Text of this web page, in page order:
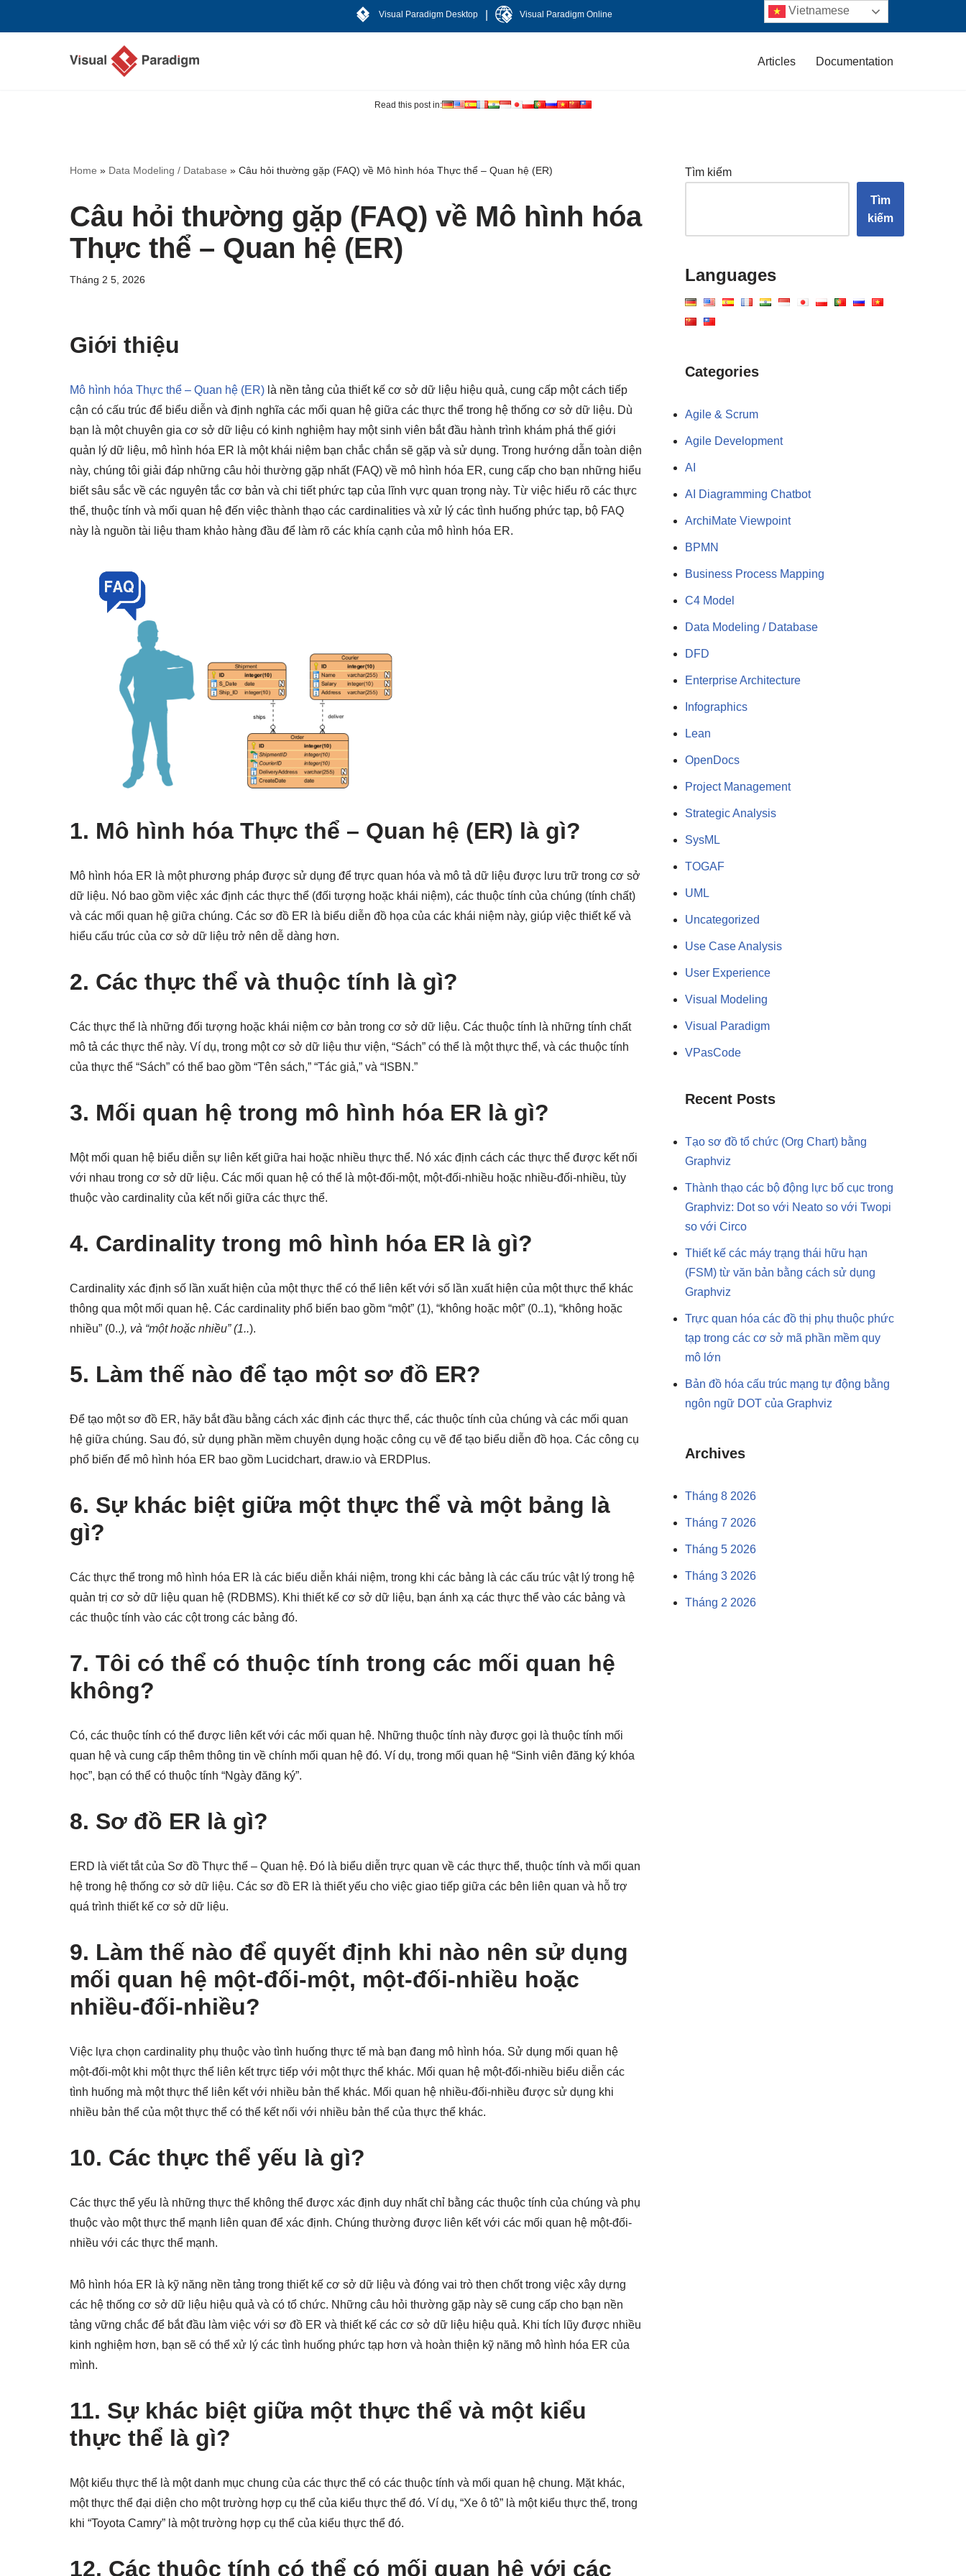
Visual Paradigm Desktop Visual Paradigm Online
Articles Documentation
Read this post in:
Home » Data Modeling / Database » Câu hỏi thường gặp (FAQ) về Mô hình hóa Thực thể – Quan hệ (ER)
Câu hỏi thường gặp (FAQ) về Mô hình hóa
Thực thể – Quan hệ (ER)
Tháng 2 5, 2026
Giới thiệu
Mô hình hóa Thực thể – Quan hệ (ER) là nền tảng của thiết kế cơ sở dữ liệu hiệu quả, cung cấp một cách tiếp
cận có cấu trúc để biểu diễn và định nghĩa các mối quan hệ giữa các thực thể trong hệ thống cơ sở dữ liệu. Dù
bạn là một chuyên gia cơ sở dữ liệu có kinh nghiệm hay một sinh viên bắt đầu hành trình khám phá thế giới
quản lý dữ liệu, mô hình hóa ER là một khái niệm bạn chắc chắn sẽ gặp và sử dụng. Trong hướng dẫn toàn diện
này, chúng tôi giải đáp những câu hỏi thường gặp nhất (FAQ) về mô hình hóa ER, cung cấp cho bạn những hiểu
biết sâu sắc về các nguyên tắc cơ bản và chi tiết phức tạp của lĩnh vực quan trọng này. Từ việc hiểu rõ các thực
thể, thuộc tính và mối quan hệ đến việc thành thạo các cardinalities và xử lý các tình huống phức tạp, bộ FAQ
này là nguồn tài liệu tham khảo hàng đầu để làm rõ các khía cạnh của mô hình hóa ER.
1. Mô hình hóa Thực thể – Quan hệ (ER) là gì?
Mô hình hóa ER là một phương pháp được sử dụng để trực quan hóa và mô tả dữ liệu được lưu trữ trong cơ sở
dữ liệu. Nó bao gồm việc xác định các thực thể (đối tượng hoặc khái niệm), các thuộc tính của chúng (tính chất)
và các mối quan hệ giữa chúng. Các sơ đồ ER là biểu diễn đồ họa của các khái niệm này, giúp việc thiết kế và
hiểu cấu trúc của cơ sở dữ liệu trở nên dễ dàng hơn.
2. Các thực thể và thuộc tính là gì?
Các thực thể là những đối tượng hoặc khái niệm cơ bản trong cơ sở dữ liệu. Các thuộc tính là những tính chất
mô tả các thực thể này. Ví dụ, trong một cơ sở dữ liệu thư viện, “Sách” có thể là một thực thể, và các thuộc tính
của thực thể “Sách” có thể bao gồm “Tên sách,” “Tác giả,” và “ISBN.”
3. Mối quan hệ trong mô hình hóa ER là gì?
Một mối quan hệ biểu diễn sự liên kết giữa hai hoặc nhiều thực thể. Nó xác định cách các thực thể được kết nối
với nhau trong cơ sở dữ liệu. Các mối quan hệ có thể là một-đối-một, một-đối-nhiều hoặc nhiều-đối-nhiều, tùy
thuộc vào cardinality của kết nối giữa các thực thể.
4. Cardinality trong mô hình hóa ER là gì?
Cardinality xác định số lần xuất hiện của một thực thể có thể liên kết với số lần xuất hiện của một thực thể khác
thông qua một mối quan hệ. Các cardinality phổ biến bao gồm “một” (1), “không hoặc một” (0..1), “không hoặc
nhiều” (0..), và “một hoặc nhiều” (1..).
5. Làm thế nào để tạo một sơ đồ ER?
Để tạo một sơ đồ ER, hãy bắt đầu bằng cách xác định các thực thể, các thuộc tính của chúng và các mối quan
hệ giữa chúng. Sau đó, sử dụng phần mềm chuyên dụng hoặc công cụ vẽ để tạo biểu diễn đồ họa. Các công cụ
phổ biến để mô hình hóa ER bao gồm Lucidchart, draw.io và ERDPlus.
6. Sự khác biệt giữa một thực thể và một bảng là
gì?
Các thực thể trong mô hình hóa ER là các biểu diễn khái niệm, trong khi các bảng là các cấu trúc vật lý trong hệ
quản trị cơ sở dữ liệu quan hệ (RDBMS). Khi thiết kế cơ sở dữ liệu, bạn ánh xạ các thực thể vào các bảng và
các thuộc tính vào các cột trong các bảng đó.
7. Tôi có thể có thuộc tính trong các mối quan hệ
không?
Có, các thuộc tính có thể được liên kết với các mối quan hệ. Những thuộc tính này được gọi là thuộc tính mối
quan hệ và cung cấp thêm thông tin về chính mối quan hệ đó. Ví dụ, trong mối quan hệ “Sinh viên đăng ký khóa
học”, bạn có thể có thuộc tính “Ngày đăng ký”.
8. Sơ đồ ER là gì?
ERD là viết tắt của Sơ đồ Thực thể – Quan hệ. Đó là biểu diễn trực quan về các thực thể, thuộc tính và mối quan
hệ trong hệ thống cơ sở dữ liệu. Các sơ đồ ER là thiết yếu cho việc giao tiếp giữa các bên liên quan và hỗ trợ
quá trình thiết kế cơ sở dữ liệu.
9. Làm thế nào để quyết định khi nào nên sử dụng
mối quan hệ một-đối-một, một-đối-nhiều hoặc
nhiều-đối-nhiều?
Việc lựa chọn cardinality phụ thuộc vào tình huống thực tế mà bạn đang mô hình hóa. Sử dụng mối quan hệ
một-đối-một khi một thực thể liên kết trực tiếp với một thực thể khác. Mối quan hệ một-đối-nhiều biểu diễn các
tình huống mà một thực thể liên kết với nhiều bản thể khác. Mối quan hệ nhiều-đối-nhiều được sử dụng khi
nhiều bản thể của một thực thể có thể kết nối với nhiều bản thể của thực thể khác.
10. Các thực thể yếu là gì?
Các thực thể yếu là những thực thể không thể được xác định duy nhất chỉ bằng các thuộc tính của chúng và phụ
thuộc vào một thực thể mạnh liên quan để xác định. Chúng thường được liên kết với các mối quan hệ một-đối-
nhiều với các thực thể mạnh.
Mô hình hóa ER là kỹ năng nền tảng trong thiết kế cơ sở dữ liệu và đóng vai trò then chốt trong việc xây dựng
các hệ thống cơ sở dữ liệu hiệu quả và có tổ chức. Những câu hỏi thường gặp này sẽ cung cấp cho bạn nền
tảng vững chắc để bắt đầu làm việc với sơ đồ ER và thiết kế các cơ sở dữ liệu hiệu quả. Khi tích lũy được nhiều
kinh nghiệm hơn, bạn sẽ có thể xử lý các tình huống phức tạp hơn và hoàn thiện kỹ năng mô hình hóa ER của
mình.
11. Sự khác biệt giữa một thực thể và một kiểu
thực thể là gì?
Một kiểu thực thể là một danh mục chung của các thực thể có các thuộc tính và mối quan hệ chung. Mặt khác,
một thực thể đại diện cho một trường hợp cụ thể của kiểu thực thể đó. Ví dụ, “Xe ô tô” là một kiểu thực thể, trong
khi “Toyota Camry” là một trường hợp cụ thể của kiểu thực thể đó.
12. Các thuộc tính có thể có mối quan hệ với các
Tìm kiếm
Tìm
kiếm
Languages
Categories
Agile & Scrum
Agile Development
AI
AI Diagramming Chatbot
ArchiMate Viewpoint
BPMN
Business Process Mapping
C4 Model
Data Modeling / Database
DFD
Enterprise Architecture
Infographics
Lean
OpenDocs
Project Management
Strategic Analysis
SysML
TOGAF
UML
Uncategorized
Use Case Analysis
User Experience
Visual Modeling
Visual Paradigm
VPasCode
Recent Posts
Tạo sơ đồ tổ chức (Org Chart) bằng
Graphviz
Thành thạo các bộ động lực bố cục trong
Graphviz: Dot so với Neato so với Twopi
so với Circo
Thiết kế các máy trạng thái hữu hạn
(FSM) từ văn bản bằng cách sử dụng
Graphviz
Trực quan hóa các đồ thị phụ thuộc phức
tạp trong các cơ sở mã phần mềm quy
mô lớn
Bản đồ hóa cấu trúc mạng tự động bằng
ngôn ngữ DOT của Graphviz
Archives
Tháng 8 2026
Tháng 7 2026
Tháng 5 2026
Tháng 3 2026
Tháng 2 2026
Vietnamese